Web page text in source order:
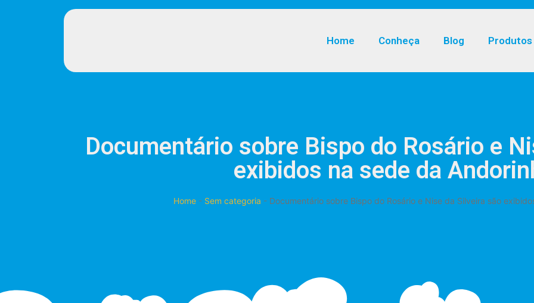
Home Conheça Blog Produtos
Documentário sobre Bispo do Rosário e
exibidos na sede da
Home- Sem categoria - Documentário sobre Bispo do Rosário e Nise da Silveira são